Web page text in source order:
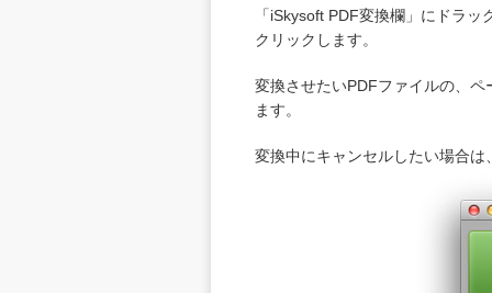
「iSkysoft PDF変換欄」にドラ
クリックします。
変換させたいPDFファイルの、
ます。
変換中にキャンセルしたい場合